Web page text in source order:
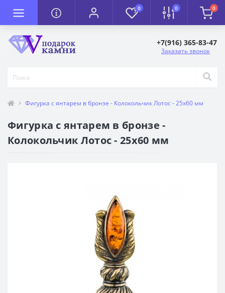
0 0 0
+7(916) 365-83-47
Заказать звонок
Фигурка с янтарем в бронзе - Колокольчик Лотос - 25х60 мм
Фигурка с янтарем в бронзе -
Колокольчик Лотос - 25х60 мм